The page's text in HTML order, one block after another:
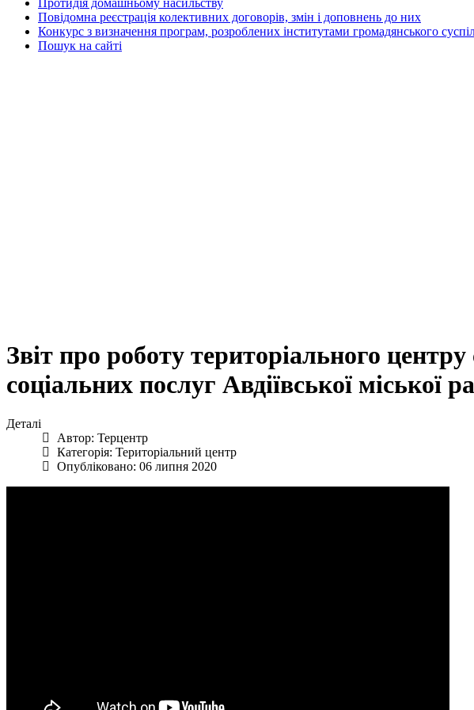
Протидія домашньому насильству
Повідомна реєстрація колективних договорів, змін і доповнень до них
Конкурс з визначення програм, розроблених інститутами громадянського
Пошук на сайті
Звіт про роботу територіального
соціальних послуг Авдіївської міської
Деталі
Автор: Терцентр
Категорія: Територіальний центр
Опубліковано: 06 липня 2020